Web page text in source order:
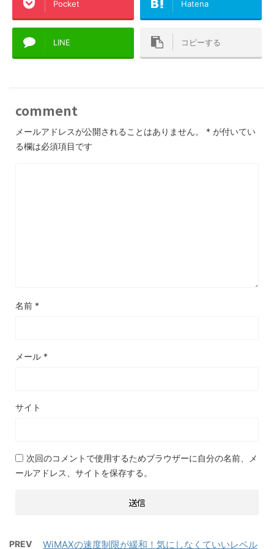
Pocket Hatena
LINE コピーする
comment
メールアドレスが公開されることはありません。 * が付いてい
る欄は必須項目です
名前 *
メール *
サイト
次回のコメントで使用するためブラウザーに自分の名前、メ
ールアドレス、サイトを保存する。
PREV WiMAXの速度制限が緩和！気にしなくていいレベル